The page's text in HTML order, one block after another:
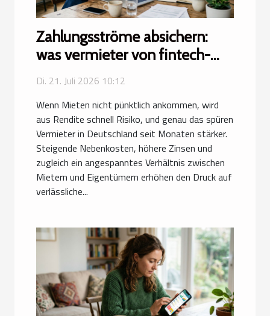
Zahlungsströme absichern:
was vermieter von fintech-
Di. 21. Juli 2026 10:12
Wenn Mieten nicht pünktlich ankommen, wird
aus Rendite schnell Risiko, und genau das spüren
Vermieter in Deutschland seit Monaten stärker.
Steigende Nebenkosten, höhere Zinsen und
zugleich ein angespanntes Verhältnis zwischen
Mietern und Eigentümern erhöhen den Druck auf
verlässliche...